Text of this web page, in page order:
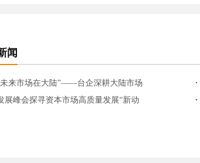
闻
来市场在大陆”——台企深耕大陆市场
停
展峰会探寻资本市场高质量发展“新动